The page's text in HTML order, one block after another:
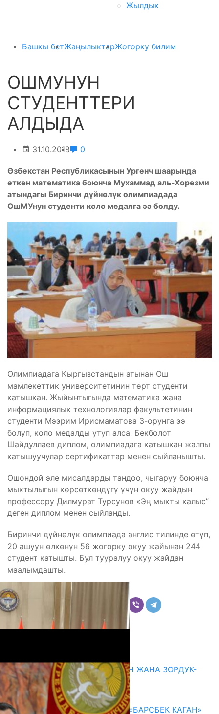
Жылдык
Башкы бетЖаңылыктарЖогорку билим
ОШМУНУН
СТУДЕНТТЕРИ
АЛДЫДА
31.10.2018 0
Өзбекстан Республикасынын Ургенч шаарында
өткөн математика боюнча Мухаммад аль-Хорезми
атындагы Биринчи дүйнөлүк олимпиадада
ОшМУнун студенти коло медалга ээ болду.
Олимпиадага Кыргызстандын атынан Ош
мамлекеттик университетинин төрт студенти
катышкан. Жыйынтыгында математика жана
информациялык технологиялар факультетинин
студенти Мээрим Ирисмаматова 3-орунга ээ
болуп, коло медалды утуп алса, Бекболот
Шайдуллаев диплом, олимпиадага катышкан жалпы
катышуучулар сертификаттар менен сыйланышты.
Ошондой эле мисалдарды тандоо, чыгаруу боюнча
мыктылыгын көрсөткөндүгү үчүн окуу жайдын
профессору Дилмурат Турсунов «Эң мыкты калыс”
деген диплом менен сыйланды.
Биринчи дүйнөлүк олимпиада англис тилинде өтүп,
20 ашуун өлкөнүн 56 жогорку окуу жайынан 244
студент катышты. Бул тууралуу окуу жайдан
маалымдашты.
Комментарийлер
ГЕНДЕРДИК БАСМЫРЛООДОН ЖАНА ЗОРДУК-
ЗОМБУЛУКТАН КОРГОО
07.08.2026
КЫРГЫЗ ТАРЫХЫ ТАСМАДА: «БАРСБЕК КАГАН»